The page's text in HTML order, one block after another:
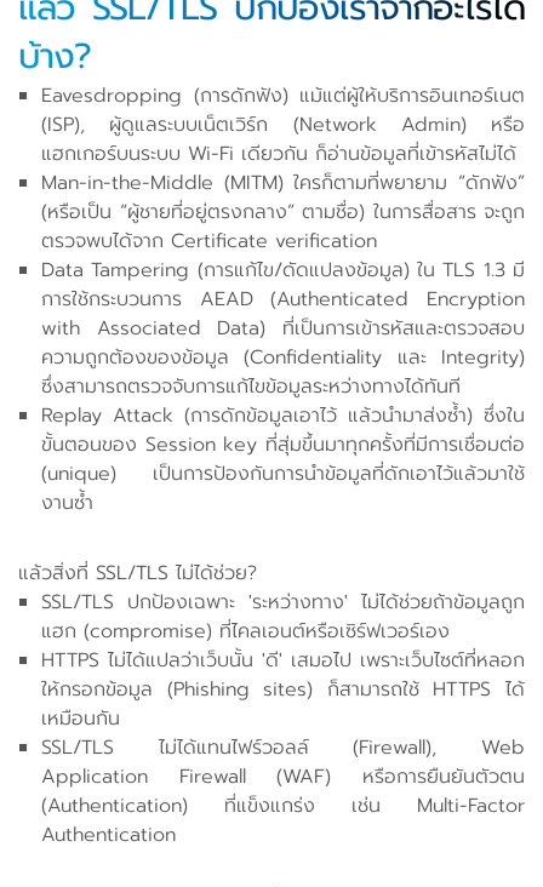
บ้าง?
Eavesdropping (การดักฟัง) แม้แต่ผู้ให้บริการอินเทอร์เนต
(ISP), ผู้ดูแลระบบเน็ตเวิร์ก (Network Admin) หรือ
แฮกเกอร์บนระบบ Wi-Fi เดียวกัน ก็อ่านข้อมูลที่เข้ารหัสไม่ได้
Man-in-the-Middle (MITM) ใครก็ตามที่พยายาม “ดักฟัง”
(หรือเป็น “ผู้ชายที่อยู่ตรงกลาง” ตามชื่อ) ในการสื่อสาร จะถูก
ตรวจพบได้จาก Certificate verification
Data Tampering (การแก้ไข/ดัดแปลงข้อมูล) ใน TLS 1.3 มี
การใช้กระบวนการ AEAD (Authenticated Encryption
with Associated Data) ที่เป็นการเข้ารหัสและตรวจสอบ
ความถูกต้องของข้อมูล (Confidentiality และ Integrity)
ซึ่งสามารถตรวจจับการแก้ไขข้อมูลระหว่างทางได้ทันที
Replay Attack (การดักข้อมูลเอาไว้ แล้วนำมาส่งซ้ำ) ซึ่งใน
ขั้นตอนของ Session key ที่สุ่มขึ้นมาทุกครั้งที่มีการเชื่อมต่อ
(unique) เป็นการป้องกันการนำข้อมูลที่ดักเอาไว้แล้วมาใช้
งานซ้ำ
แล้วสิ่งที่ SSL/TLS ไม่ได้ช่วย?
SSL/TLS ปกป้องเฉพาะ 'ระหว่างทาง' ไม่ได้ช่วยถ้าข้อมูลถูก
แฮก (compromise) ที่ไคลเอนต์หรือเซิร์ฟเวอร์เอง
HTTPS ไม่ได้แปลว่าเว็บนั้น 'ดี' เสมอไป เพราะเว็บไซต์ที่หลอก
ให้กรอกข้อมูล (Phishing sites) ก็สามารถใช้ HTTPS ได้
เหมือนกัน
SSL/TLS ไม่ได้แทนไฟร์วอลล์ (Firewall), Web
Application Firewall (WAF) หรือการยืนยันตัวตน
(Authentication) ที่แข็งแกร่ง เช่น Multi-Factor
Authentication